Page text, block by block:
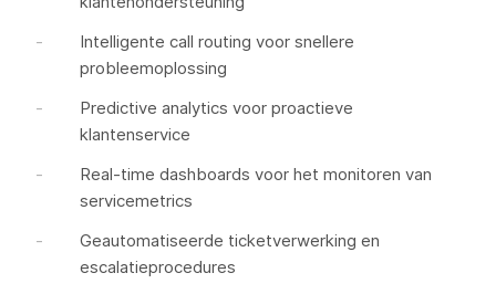
Intelligente call routing voor snellere
probleemoplossing
Predictive analytics voor proactieve
klantenservice
Real-time dashboards voor het monitoren van
servicemetrics
Geautomatiseerde ticketverwerking en
escalatieprocedures